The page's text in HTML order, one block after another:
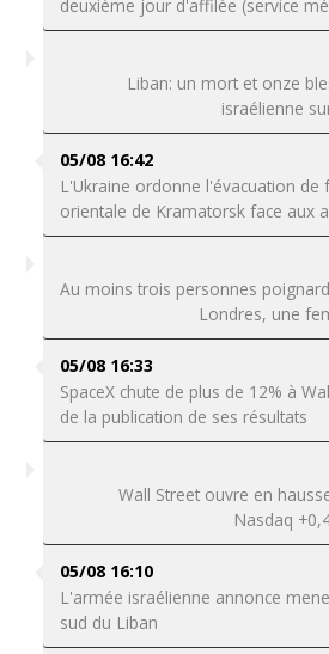
deuxième jour d'affilée (service
Liban: un mort et onze
israélienne
05/08 16:42
L'Ukraine ordonne l'évacuation de
orientale de Kramatorsk face aux
Au moins trois personnes
Londres, une
05/08 16:33
SpaceX chute de plus de 12% à
de la publication de ses résultats
Wall Street ouvre en
Nasdaq
05/08 16:10
L'armée israélienne annonce
sud du Liban